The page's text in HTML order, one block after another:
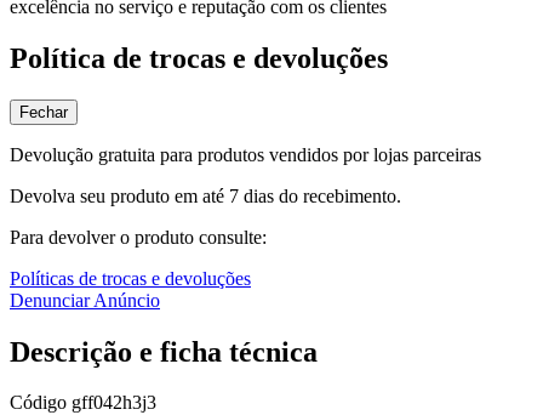
excelência no serviço e reputação com os clientes
Política de trocas e devoluções
Fechar
Devolução gratuita para produtos vendidos por lojas parceiras
Devolva seu produto em até 7 dias do recebimento.
Para devolver o produto consulte:
Políticas de trocas e devoluções
Denunciar Anúncio
Descrição e ficha técnica
Código gff042h3j3